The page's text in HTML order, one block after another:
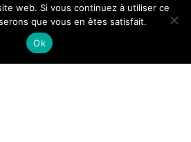
avec les familles des
web. Si vous continuez à utiliser ce
que vous en êtes satisfait.
Ok